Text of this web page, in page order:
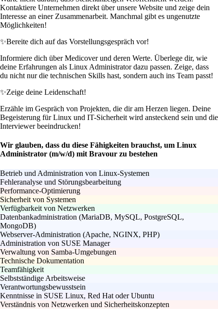
Kontaktiere Unternehmen direkt über unsere Website und zeige dein
Interesse an einer Zusammenarbeit. Manchmal gibt es ungenutzte
Möglichkeiten!
✨Bereite dich auf das Vorstellungsgespräch vor!
Informiere dich über Medicover und deren Werte. Überlege dir, wie
deine Erfahrungen als Linux Administrator dazu passen. Zeige, dass
du nicht nur die technischen Skills hast, sondern auch ins Team passt!
✨Zeige deine Leidenschaft!
Erzähle im Gespräch von Projekten, die dir am Herzen liegen. Deine
Begeisterung für Linux und IT-Sicherheit wird ansteckend sein und die
Interviewer beeindrucken!
Wir glauben, dass du diese Fähigkeiten brauchst, um Linux
Administrator (m/w/d) mit Bravour zu bestehen
Betrieb und Administration von Linux-Systemen
Fehleranalyse und Störungsbearbeitung
Performance-Optimierung
Sicherheit von Systemen
Verfügbarkeit von Netzwerken
Datenbankadministration (MariaDB, MySQL, PostgreSQL,
MongoDB)
Webserver-Administration (Apache, NGINX, PHP)
Administration von SUSE Manager
Verwaltung von Samba-Umgebungen
Technische Dokumentation
Teamfähigkeit
Selbstständige Arbeitsweise
Verantwortungsbewusstsein
Kenntnisse in SUSE Linux, Red Hat oder Ubuntu
Verständnis von Netzwerken und Sicherheitskonzepten